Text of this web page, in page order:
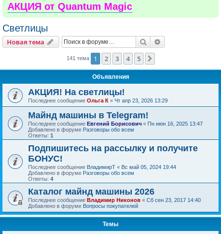
АКЦИЯ от Quantum Magic
Светлицы
Новая тема Поиск
141 тема 1 2 3 4 5
Объявления
АКЦИЯ! На светлицы!
Последнее сообщение Ольга К « Чт апр 23, 2026 13:29
Майнд машины в Telegram!
Последнее сообщение Евгений Борисович « Пн июн 16, 2025 13:47
Добавлено в форуме Разговоры обо всем
Ответы: 1
Подпишитесь на рассылку и получите
БОНУС!
Последнее сообщение ВладимирТ « Вс май 05, 2024 19:44
Добавлено в форуме Разговоры обо всем
Ответы: 4
Каталог майнд машины 2026
Последнее сообщение Владимир Никонов « Сб сен 23, 2017 14:40
Добавлено в форуме Вопросы покупателей
Темы